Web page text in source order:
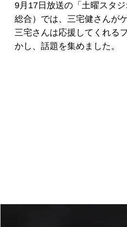
9月17日放送の「土曜スタ
総合）では、三宅健さんが
三宅さんは応援してくれる
かし、話題を集めました。